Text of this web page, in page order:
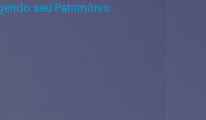
seu Patrimônio